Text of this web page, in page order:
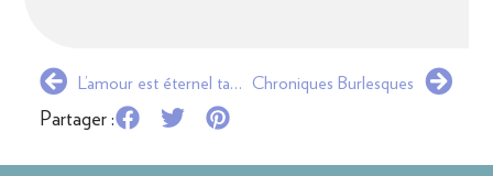
L’amour est éternel tant qu’il dure Chroniques Burlesques
Partager :